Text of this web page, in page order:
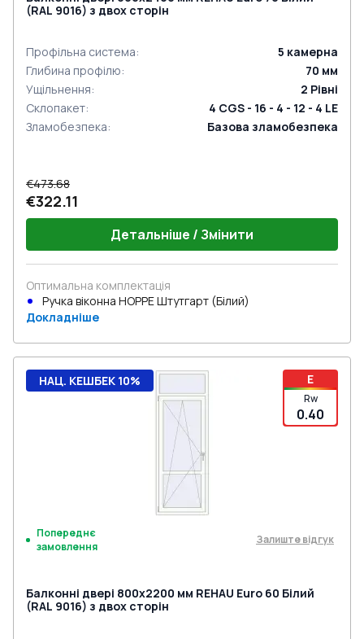
(RAL 9016) з двох сторін
Профільна система: 5 камерна
Глибина профілю: 70 мм
Ущільнення: 2 Рівні
Склопакет:
4 CGS - 16 - 4 - 12 - 4 LE
Зламобезпека: Базова зламобезпека
€473.68
€322.11
Детальніше / Змінити
Оптимальна комплектація
Ручка віконна HOPPE Штутгарт (Білий)
Докладніше
E
Rw
0.40
НАЦ. КЕШБЕК 10%
Попереднє
замовлення
Залиште відгук
Балконні двері 800x2200 мм REHAU Euro 60 Білий
(RAL 9016) з двох сторін